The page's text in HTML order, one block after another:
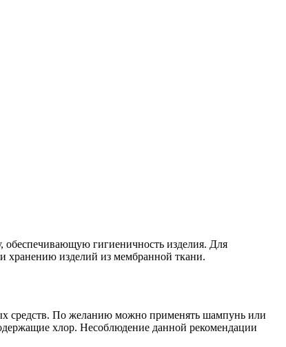
обеспечивающую гигиеничность изделия. Для
хранению изделий из мембранной ткани.
средств. По желанию можно применять шампунь или
хлор. Несоблюдение данной рекомендации